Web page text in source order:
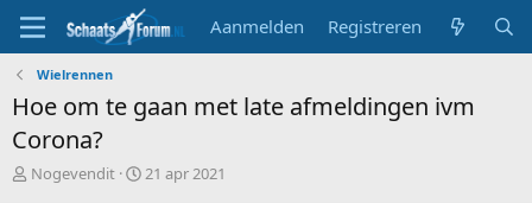
Aanmelden Registreren
Wielrennen
Hoe om te gaan met late afmeldingen ivm
Corona?
T
Nogevendit
S
21 apr 2021